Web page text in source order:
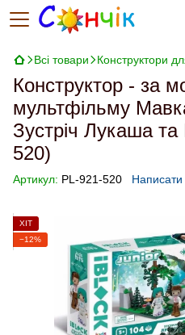
Всі товари Конструктори
Конструктор - за
мультфільму
Зустріч Лукаша
520)
Артикул: PL-921-520 Написати
ХІТ
−12%